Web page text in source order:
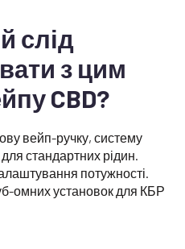
слід
з цим
CBD?
вейп-ручку, систему
стандартних рідин.
потужності.
омних установок для КБР